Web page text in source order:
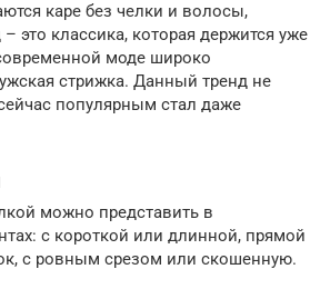
каре без челки и волосы,
это классика, которая держится уже
моде широко
стрижка. Данный тренд не
популярным стал даже
можно представить в
с короткой или длинной, прямой
с ровным срезом или скошенную.